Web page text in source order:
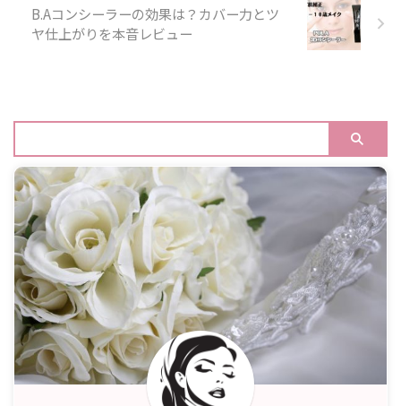
B.Aコンシーラーの効果は？カバー力とツ
ヤ仕上がりを本音レビュー